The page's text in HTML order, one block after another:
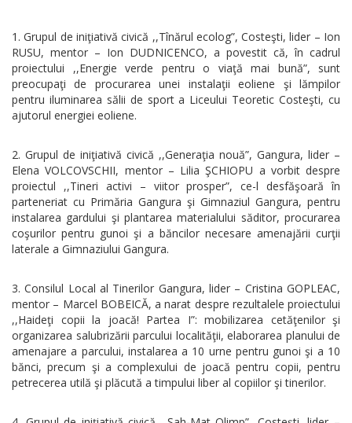
Grupul de iniţiativă civică ,,Tînărul ecolog”, Costeşti, lider – Ion
RUSU, mentor – Ion DUDNICENCO, a povestit că, în cadrul
proiectului ,,Energie verde pentru o viaţă mai bună”, sunt
preocupaţi de procurarea unei instalaţii eoliene şi lămpilor
pentru iluminarea sălii de sport a Liceului Teoretic Costeşti, cu
ajutorul energiei eoliene.
Grupul de iniţiativă civică ,,Generaţia nouă”, Gangura, lider –
Elena VOLCOVSCHII, mentor – Lilia ŞCHIOPU a vorbit despre
proiectul ,,Tineri activi – viitor prosper”, ce-l desfăşoară în
parteneriat cu Primăria Gangura şi Gimnaziul Gangura, pentru
instalarea gardului şi plantarea materialului săditor, procurarea
coşurilor pentru gunoi şi a băncilor necesare amenajării curţii
laterale a Gimnaziului Gangura.
Consilul Local al Tinerilor Gangura, lider – Cristina GOPLEAC,
mentor – Marcel BOBEICĂ, a narat despre rezultalele proiectului
,,Haideţi copii la joacă! Partea I”: mobilizarea cetăţenilor şi
organizarea salubrizării parcului localităţii, elaborarea planului de
amenajare a parcului, instalarea a 10 urne pentru gunoi şi a 10
bănci, precum şi a complexului de joacă pentru copii, pentru
petrecerea utilă şi plăcută a timpului liber al copiilor şi tinerilor.